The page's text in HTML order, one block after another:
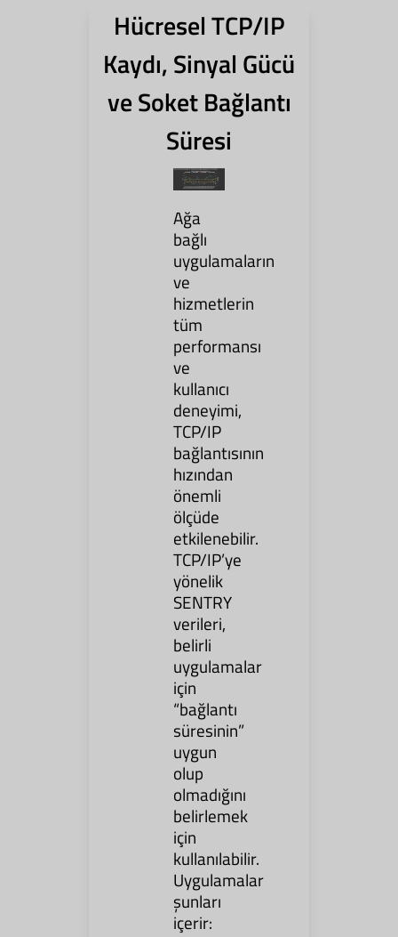
Hücresel TCP/IP
Kaydı, Sinyal Gücü
ve Soket Bağlantı
Süresi
Ağa
bağlı
uygulamaların
ve
hizmetlerin
tüm
performansı
ve
kullanıcı
deneyimi,
TCP/IP
bağlantısının
hızından
önemli
ölçüde
etkilenebilir.
TCP/IP’ye
yönelik
SENTRY
verileri,
belirli
uygulamalar
için
“bağlantı
süresinin”
uygun
olup
olmadığını
belirlemek
için
kullanılabilir.
Uygulamalar
şunları
içerir: